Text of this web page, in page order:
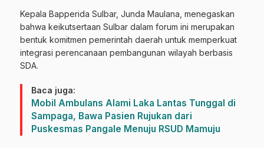
Kepala Bapperida Sulbar, Junda Maulana, menegaskan
bahwa keikutsertaan Sulbar dalam forum ini merupakan
bentuk komitmen pemerintah daerah untuk memperkuat
integrasi perencanaan pembangunan wilayah berbasis
SDA.
Baca juga:
Mobil Ambulans Alami Laka Lantas Tunggal di
Sampaga, Bawa Pasien Rujukan dari
Puskesmas Pangale Menuju RSUD Mamuju